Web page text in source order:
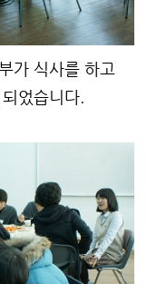
가 식사를 하고
었습니다.